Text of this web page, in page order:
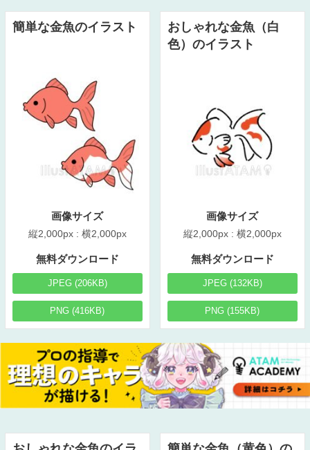
簡単な金魚のイラスト
画像サイズ
縦2,000px : 横2,000px
無料ダウンロード
JPEG (206KB)
PNG (416KB)
おしゃれな金魚（白
色）のイラスト
画像サイズ
縦2,000px : 横2,000px
無料ダウンロード
JPEG (132KB)
PNG (155KB)